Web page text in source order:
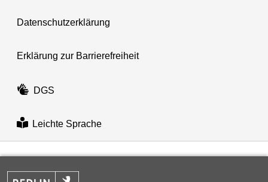
Datenschutzerklärung
Erklärung zur Barrierefreiheit
DGS
Leichte Sprache